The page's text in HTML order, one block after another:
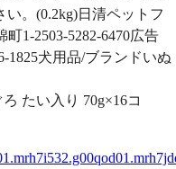
。(0.2kg)日清ペットフ
1-2503-5282-6470広告
1825犬用品/ブランドいぬ
たい入り 70g×16コ